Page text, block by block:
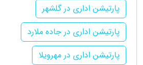
پارتیشن اداری در گلشهر
پارتیشن اداری در جاده ملارد
پارتیشن اداری در مهرویلا